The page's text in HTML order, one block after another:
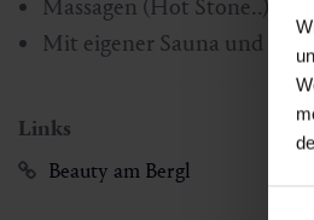
Massagen (Hot Stone..)
Mit eigener Sauna und
Links
Beauty am Bergl